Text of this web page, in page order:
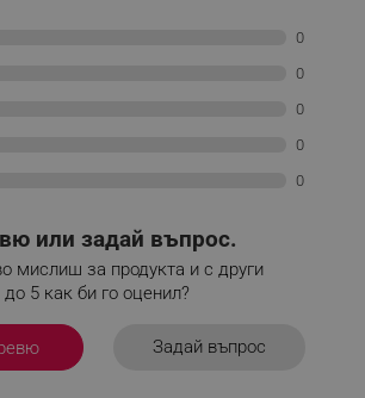
0
0
0
0
0
или задай въпрос.
мислиш за продукта и с други
5 как би го оценил?
Задай въпрос
.alleop.bg